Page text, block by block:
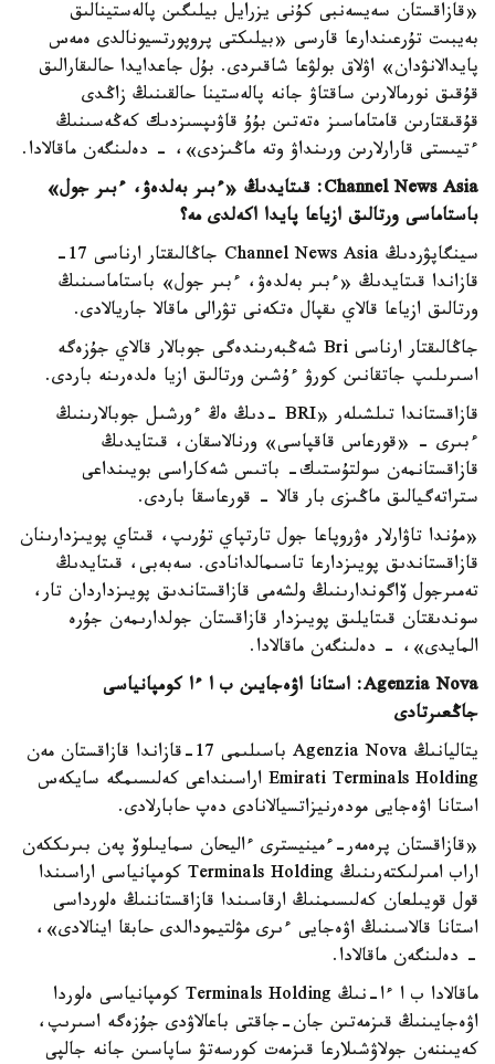
«قازاقستان سەيسەنبى كۇنى يزرايل بيلىگىن پالەستينالىق
بەيبىت تۇرعىندارعا قارسى «بيلىكتى پروپورتسيونالدى ەمەس
پايدالانۋدان» اۋلاق بولۋعا شاقىردى. بۇل جاعدايدا حالىقارالىق
قۇقىق نورمالارىن ساقتاۋ جانە پالەستينا حالقىنىڭ زاڭدى
قۇقىقتارىن قامتاماسىز ەتەتىن بۇۇ قاۋىپسىزدىك كەڭەسىنىڭ
ءتيىستى قارارلارىن ورىنداۋ وتە ماڭىزدى»، - دەلىنگەن ماقالادا.
Channel News Asia: قىتايدىڭ «ءبىر بەلدەۋ، ءبىر جول»
باستاماسى ورتالىق ازياعا پايدا اكەلدى مە؟
سينگاپۋردىڭ Channel News Asia جاڭالىقتار ارناسى 17-
قازاندا قىتايدىڭ «ءبىر بەلدەۋ، ءبىر جول» باستاماسىنىڭ
ورتالىق ازياعا قالاي ىقپال ەتكەنى تۋرالى ماقالا جاريالادى.
جاڭالىقتار ارناسى Bri شەڭبەرىندەگى جوبالار قالاي جۇزەگە
اسىرىلىپ جاتقانىن كورۋ ءۇشىن ورتالىق ازيا ەلدەرىنە باردى.
قازاقستاندا تىلشىلەر «BRI -دىڭ ەڭ ءورشىل جوبالارىنىڭ
ءبىرى - «قورعاس قاقپاسى» ورنالاسقان، قىتايدىڭ
قازاقستانمەن سولتۇستىك- باتىس شەكاراسى بويىنداعى
ستراتەگيالىق ماڭىزى بار قالا - قورعاسقا باردى.
«مۇندا تاۋارلار ەۋروپاعا جول تارتپاي تۇرىپ، قىتاي پويىزدارىنان
قازاقستاندىق پويىزدارعا تاسىمالدانادى. سەبەبى، قىتايدىڭ
تەمىرجول ۆاگوندارىنىڭ ولشەمى قازاقستاندىق پويىزداردان تار،
سوندىقتان قىتايلىق پويىزدار قازاقستان جولدارىمەن جۇرە
المايدى»، - دەلىنگەن ماقالادا.
Agenzia Nova: استانا اۋەجايىن ب ا ءا كومپانياسى
جاڭعىرتادى
يتاليانىڭ Agenzia Nova باسىلىمى 17-قازاندا قازاقستان مەن
Emirati Terminals Holding اراسىنداعى كەلىسىمگە سايكەس
استانا اۋەجايى مودەرنيزاتسيالانادى دەپ حابارلادى.
«قازاقستان پرەمەر-ءمينيسترى ءاليحان سمايىلوۆ پەن بىرىككەن
اراب امىرلىكتەرىنىڭ Terminals Holding كومپانياسى اراسىندا
قول قويىلعان كەلىسىمنىڭ ارقاسىندا قازاقستاننىڭ ەلورداسى
استانا قالاسىنىڭ اۋەجايى ءىرى مۋلتيمودالدى حابقا اينالادى»،
- دەلىنگەن ماقالادا.
ماقالادا ب ا ءا-نىڭ Terminals Holding كومپانياسى ەلوردا
اۋەجايىنىڭ قىزمەتىن جان-جاقتى باعالاۋدى جۇزەگە اسىرىپ،
كەيىننەن جولاۋشىلارعا قىزمەت كورسەتۋ ساپاسىن جانە جالپى